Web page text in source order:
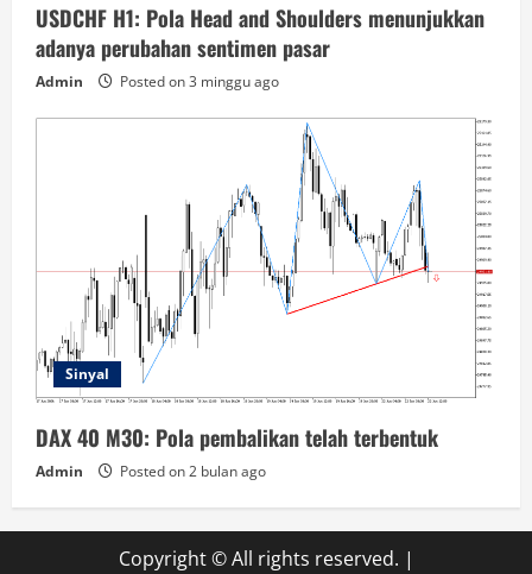
USDCHF H1: Pola Head and Shoulders menunjukkan
adanya perubahan sentimen pasar
Admin Posted on 3 minggu ago
Sinyal
DAX 40 M30: Pola pembalikan telah terbentuk
Admin Posted on 2 bulan ago
Copyright © All rights reserved. |